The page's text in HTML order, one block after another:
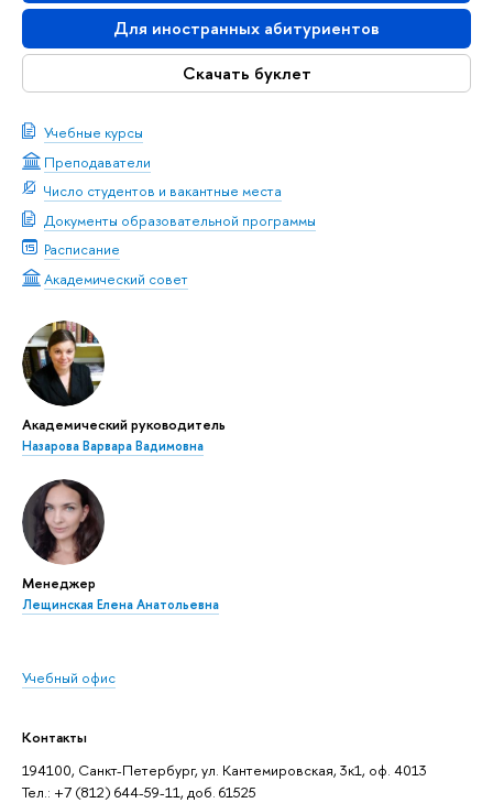
Для иностранных абитуриентов
Скачать буклет
Учебные курсы
Преподаватели
Число студентов и вакантные места
Документы образовательной программы
Расписание
Академический совет
Академический руководитель
Назарова Варвара Вадимовна
Менеджер
Лещинская Елена Анатольевна
Учебный офис
Контакты
194100, Санкт-Петербург, ул. Кантемировская, 3к1, оф. 4013
Тел.: +7 (812) 644-59-11, доб. 61525